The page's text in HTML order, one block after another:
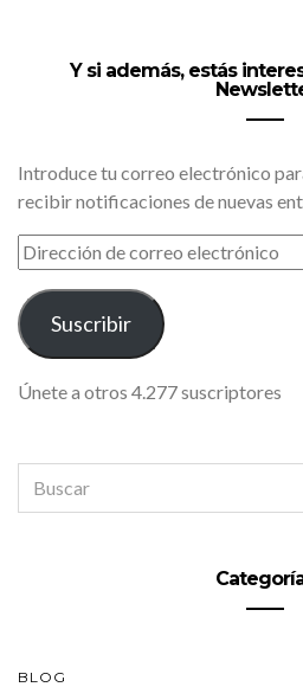
Y si además, estás
Introduce tu correo electrónico
recibir notificaciones de nuevas
DIRECCIÓN
DE
CORREO
ELECTRÓNICO
Suscribir
Únete a otros 4.277 suscriptores
FOR:
BLOG